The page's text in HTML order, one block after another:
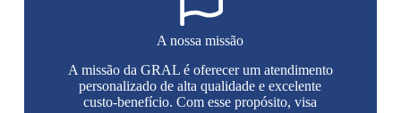
A nossa missão
A missão da GRAL é oferecer um atendimento
personalizado de alta qualidade e excelente
custo-benefício. Com esse propósito, visa